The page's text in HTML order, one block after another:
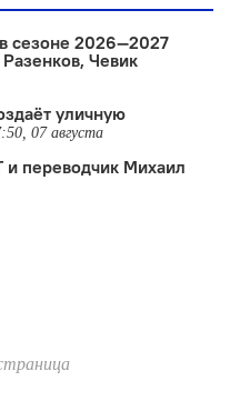
сезоне 2026—2027
Чевик
уличную
07 августа
переводчик Михаил